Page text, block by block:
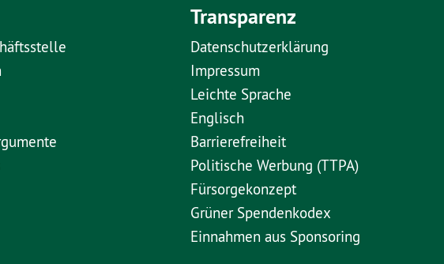
Transparenz
Datenschutzerklärung
Impressum
Leichte Sprache
Englisch
Barrierefreiheit
Politische Werbung (TTPA)
Fürsorgekonzept
Grüner Spendenkodex
Einnahmen aus Sponsoring